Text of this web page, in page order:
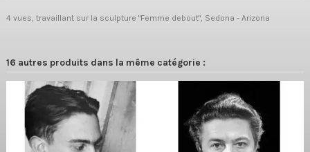
4 vues, travaillant sur la sculpture "Femme debout", Sedona - Arizona
16 autres produits dans la même catégorie :